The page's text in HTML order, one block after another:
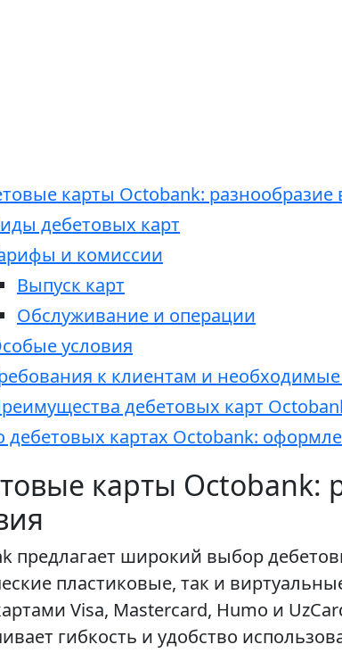
карты Octobank:
дебетовых карт
и комиссии
Выпуск карт
Обслуживание и операции
условия
к клиентам и
дебетовых карт
дебетовых картах Octobank:
карты Octobank:
предлагает широкий выбор
пластиковые, так и
Visa, Mastercard, Humo и
гибкость и удобство